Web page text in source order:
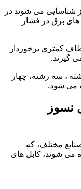
شناسایی می شوند در
برق در فشار
کمتری برخوردار
گیرند.
، سه رشته، چهار
می شود.
نسوز
مختلف، که
می شوند، کابل های